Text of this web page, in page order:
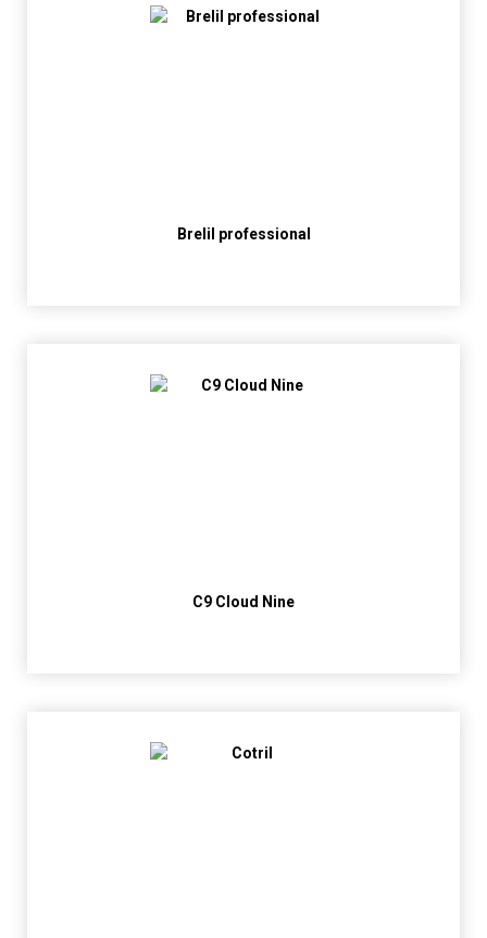
Brelil professional
C9 Cloud Nine